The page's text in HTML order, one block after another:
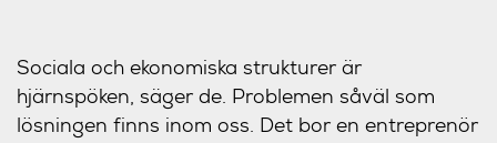
Sociala och ekonomiska strukturer är
hjärnspöken, säger de. Problemen såväl som
lösningen finns inom oss. Det bor en entreprenör